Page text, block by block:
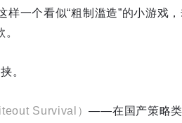
样一个看似“粗制滥造”的小游戏
。
Survival）——在国产策略类